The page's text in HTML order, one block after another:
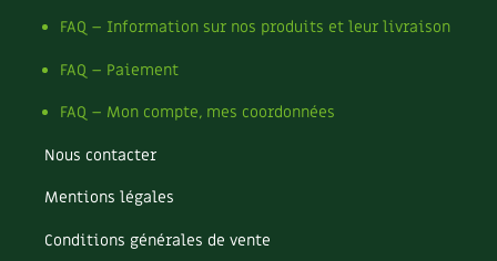
FAQ – Information sur nos produits et leur livraison
FAQ – Paiement
FAQ – Mon compte, mes coordonnées
Nous contacter
Mentions légales
Conditions générales de vente